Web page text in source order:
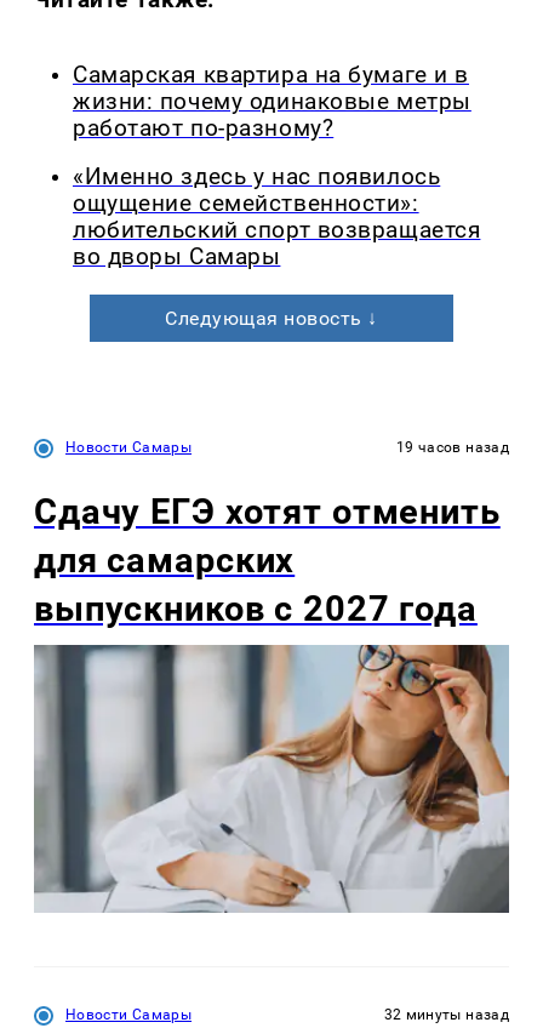
Самарская квартира на бумаге и в
жизни: почему одинаковые метры
работают по-разному?
«Именно здесь у нас появилось
ощущение семейственности»:
любительский спорт возвращается
во дворы Самары
Следующая новость ↓
Новости Самары 19 часов назад
Сдачу ЕГЭ хотят отменить
для самарских
выпускников с 2027 года
Новости Самары 32 минуты назад